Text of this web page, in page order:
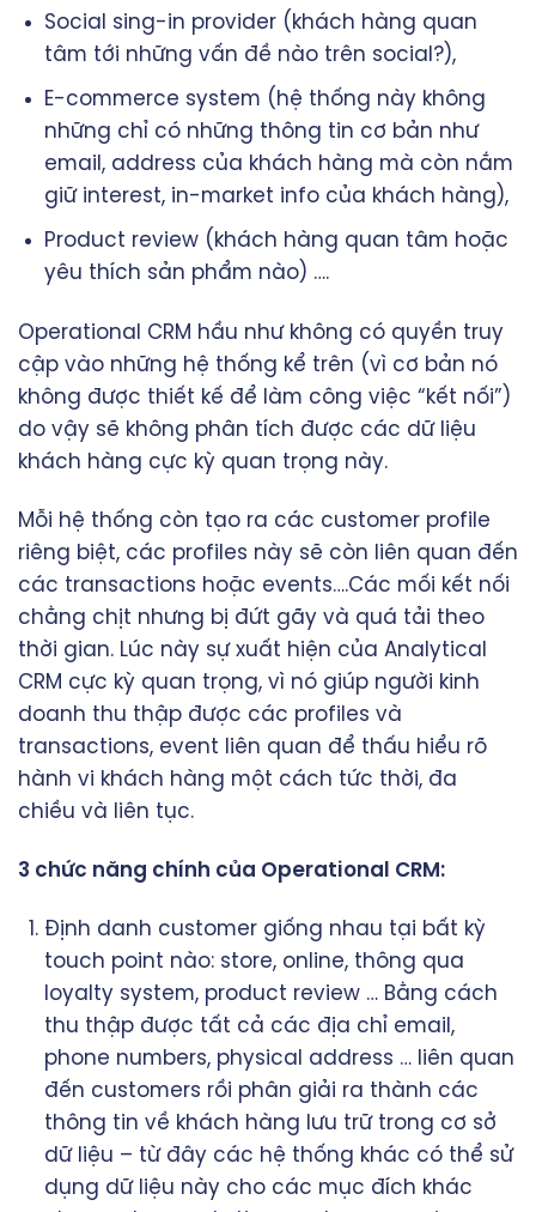
Social sing-in provider (khách hàng quan
tâm tới những vấn đề nào trên social?),
E-commerce system (hệ thống này không
những chỉ có những thông tin cơ bản như
email, address của khách hàng mà còn nắm
giữ interest, in-market info của khách hàng),
Product review (khách hàng quan tâm hoặc
yêu thích sản phẩm nào) ….
Operational CRM hầu như không có quyền truy
cập vào những hệ thống kể trên (vì cơ bản nó
không được thiết kế để làm công việc “kết nối”)
do vậy sẽ không phân tích được các dữ liệu
khách hàng cực kỳ quan trọng này.
Mỗi hệ thống còn tạo ra các customer profile
riêng biệt, các profiles này sẽ còn liên quan đến
các transactions hoặc events….Các mối kết nối
chằng chịt nhưng bị đứt gãy và quá tải theo
thời gian. Lúc này sự xuất hiện của Analytical
CRM cực kỳ quan trọng, vì nó giúp người kinh
doanh thu thập được các profiles và
transactions, event liên quan để thấu hiểu rõ
hành vi khách hàng một cách tức thời, đa
chiều và liên tục.
3 chức năng chính của Operational CRM:
Định danh customer giống nhau tại bất kỳ
touch point nào: store, online, thông qua
loyalty system, product review … Bằng cách
thu thập được tất cả các địa chỉ email,
phone numbers, physical address … liên quan
đến customers rồi phân giải ra thành các
thông tin về khách hàng lưu trữ trong cơ sở
dữ liệu – từ đây các hệ thống khác có thể sử
dụng dữ liệu này cho các mục đích khác